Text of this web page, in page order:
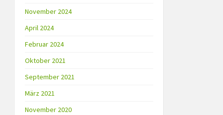
November 2024
April 2024
Februar 2024
Oktober 2021
September 2021
März 2021
November 2020